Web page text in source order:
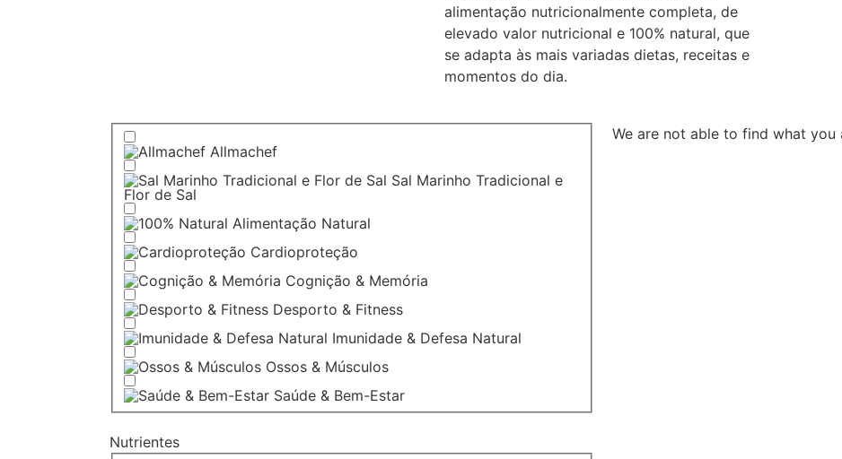
alimentação nutricionalmente completa, de
elevado valor nutricional e 100% natural, que
se adapta às mais variadas dietas, receitas e
momentos do dia.
Allmachef
Sal Marinho Tradicional e
Flor de Sal
Alimentação Natural
Cardioproteção
Cognição & Memória
Desporto & Fitness
Imunidade & Defesa Natural
Ossos & Músculos
Saúde & Bem-Estar
Nutrientes
We are not able to find what you